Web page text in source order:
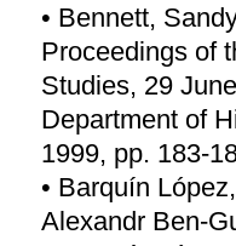
• Bennett,
Proceedings of
Studies, 29
Department of
1999, pp. 183-
• Barquín
Alexandr Ben-